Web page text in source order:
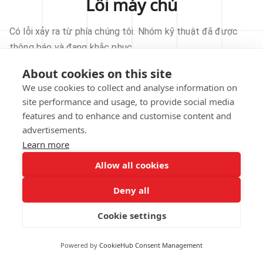
About cookies on this site
We use cookies to collect and analyse information on
site performance and usage, to provide social media
features and to enhance and customise content and
advertisements.
Learn more
Allow all cookies
Deny all
Cookie settings
Powered by CookieHub Consent Management
Lỗi máy chủ
Có lỗi xảy ra từ phía chúng tôi. Nhóm kỹ thuật đã được
thông báo và đang khắc phục.
THỬ LẠI
VỀ TRANG CHỦ
notified.